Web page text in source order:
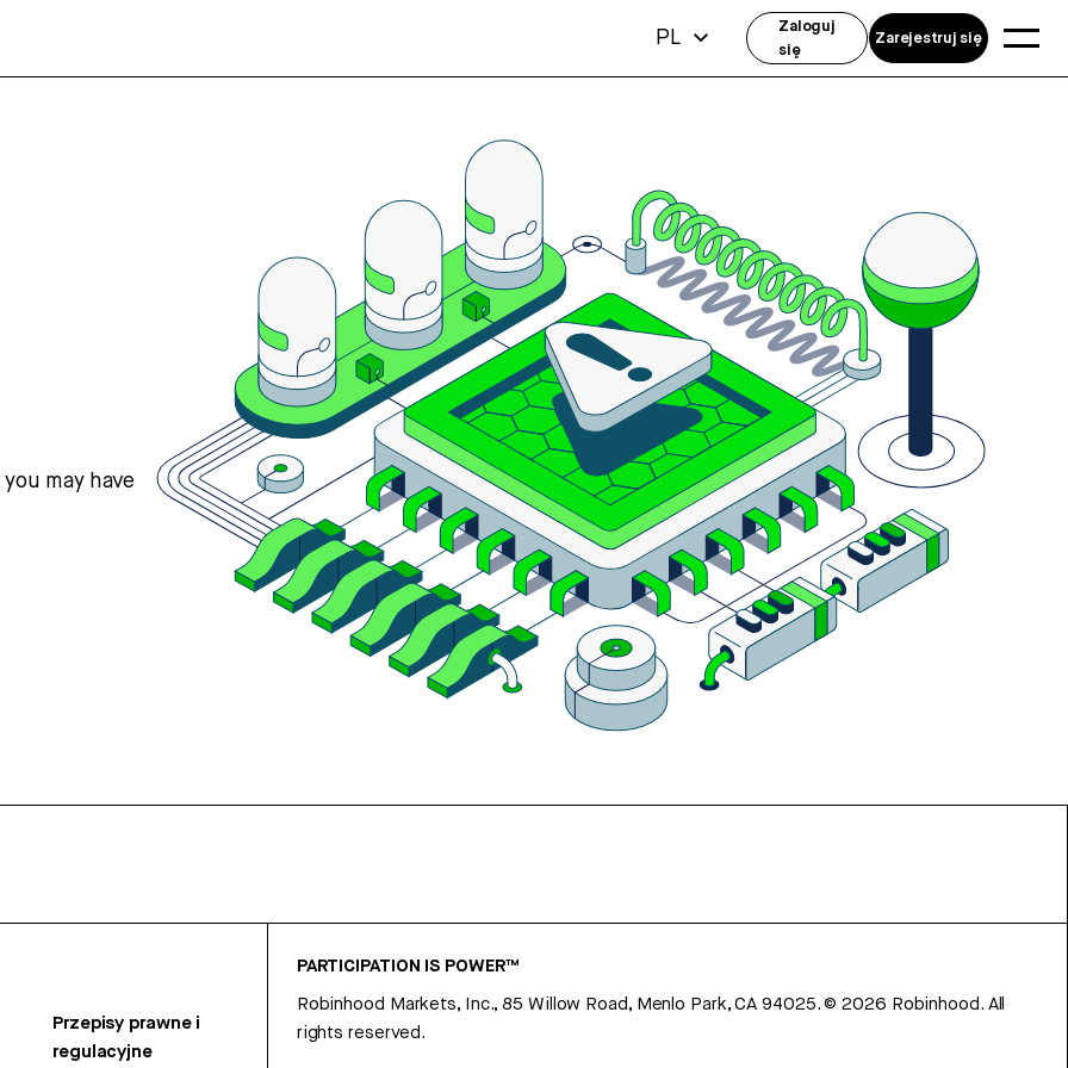
may have
Przepisy prawne i
regulacyjne
PARTICIPATION IS POWER™
Robinhood Markets, Inc., 85 Willow Road, Menlo Park, CA 94025.©2026 Robinhood. All
rights reserved.
PL
Zaloguj
się
Zarejestruj się